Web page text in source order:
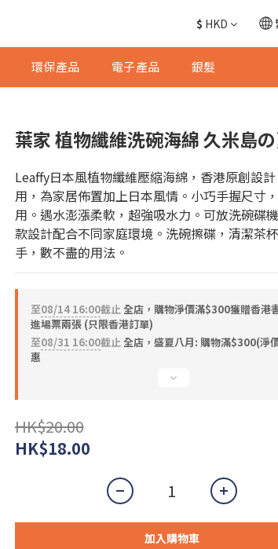
$ HKD
環保產品 電子產品 銀髮
葉家 植物纖維洗碗海綿 久米島
Leaffy日本風植物纖維壓縮海綿，香港原創設
用，為家居佈置加上日本風情。小巧手握尺寸
用。遇水澎漲柔軟，超強吸水力。可放洗碗碟
款設計配合不同家庭環境。洗碗擦碟，清潔茶
手，數不盡的用法。
至08/14 16:00截止全店，購物淨價滿$300獲贈香港
進場票兩張 (只限香港訂單)
至08/31 16:00截止全店，盛夏八月: 購物滿$300(淨
惠
HK$20.00
HK$18.00
加入購物車